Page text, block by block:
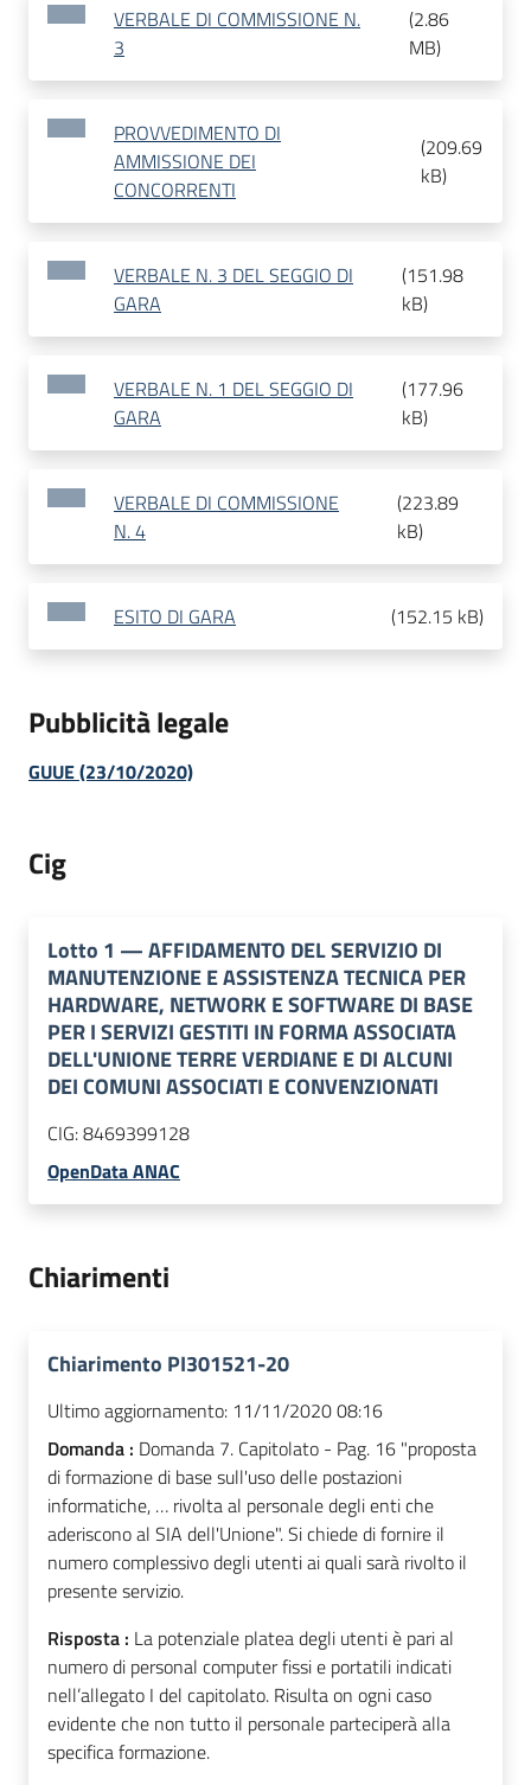
VERBALE DI COMMISSIONE N.
3
(2.86
MB)
PROVVEDIMENTO DI
AMMISSIONE DEI
CONCORRENTI
(209.69
kB)
VERBALE N. 3 DEL SEGGIO DI
GARA
(151.98
kB)
VERBALE N. 1 DEL SEGGIO DI
GARA
(177.96
kB)
VERBALE DI COMMISSIONE
N. 4
(223.89
kB)
ESITO DI GARA (152.15 kB)
Pubblicità legale
GUUE (23/10/2020)
Cig
Lotto 1 —AFFIDAMENTO DEL SERVIZIO DI
MANUTENZIONE E ASSISTENZA TECNICA PER
HARDWARE, NETWORK E SOFTWARE DI BASE
PER I SERVIZI GESTITI IN FORMA ASSOCIATA
DELL'UNIONE TERRE VERDIANE E DI ALCUNI
DEI COMUNI ASSOCIATI E CONVENZIONATI
CIG:8469399128
OpenData ANAC
Chiarimenti
Chiarimento PI301521-20
Ultimo aggiornamento: 11/11/2020 08:16
Domanda : Domanda 7. Capitolato - Pag. 16 "proposta
di formazione di base sull'uso delle postazioni
informatiche, … rivolta al personale degli enti che
aderiscono al SIA dell'Unione". Si chiede di fornire il
numero complessivo degli utenti ai quali sarà rivolto il
presente servizio.
Risposta : La potenziale platea degli utenti è pari al
numero di personal computer fissi e portatili indicati
nell’allegato I del capitolato. Risulta on ogni caso
evidente che non tutto il personale parteciperà alla
specifica formazione.